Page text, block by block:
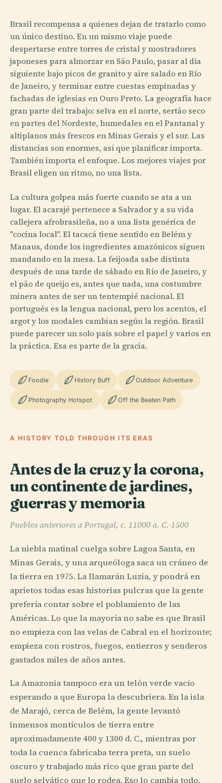
Brasil recompensa a quienes dejan de tratarlo como
un único destino. En un mismo viaje puede
despertarse entre torres de cristal y mostradores
japoneses para almorzar en São Paulo, pasar al día
siguiente bajo picos de granito y aire salado en Río
de Janeiro, y terminar entre cuestas empinadas y
fachadas de iglesias en Ouro Preto. La geografía hace
gran parte del trabajo: selva en el norte, sertão seco
en partes del Nordeste, humedales en el Pantanal y
altiplanos más frescos en Minas Gerais y el sur. Las
distancias son enormes, así que planificar importa.
También importa el enfoque. Los mejores viajes por
Brasil eligen un ritmo, no una lista.
La cultura golpea más fuerte cuando se ata a un
lugar. El acarajé pertenece a Salvador y a su vida
callejera afrobrasileña, no a una lista genérica de
"cocina local". El tacacá tiene sentido en Belém y
Manaus, donde los ingredientes amazónicos siguen
mandando en la mesa. La feijoada sabe distinta
después de una tarde de sábado en Río de Janeiro, y
el pão de queijo es, antes que nada, una costumbre
minera antes de ser un tentempié nacional. El
portugués es la lengua nacional, pero los acentos, el
argot y los modales cambian según la región. Brasil
puede parecer un solo país sobre el papel y varios en
la práctica. Esa es parte de la gracia.
Foodie History Buff Outdoor Adventure
Photography Hotspot Off the Beaten Path
A HISTORY TOLD THROUGH ITS ERAS
Antes de la cruz y la corona,
un continente de jardines,
guerras y memoria
Pueblos anteriores a Portugal, c. 11000 a. C.-1500
La niebla matinal cuelga sobre Lagoa Santa, en
Minas Gerais, y una arqueóloga saca un cráneo de
la tierra en 1975. La llamarán Luzia, y pondrá en
aprietos todas esas historias pulcras que la gente
prefería contar sobre el poblamiento de las
Américas. Lo que la mayoría no sabe es que Brasil
no empieza con las velas de Cabral en el horizonte;
empieza con rostros, fuegos, entierros y senderos
gastados miles de años antes.
La Amazonia tampoco era un telón verde vacío
esperando a que Europa la descubriera. En la isla
de Marajó, cerca de Belém, la gente levantó
inmensos montículos de tierra entre
aproximadamente 400 y 1300 d. C., mientras por
toda la cuenca fabricaba terra preta, un suelo
oscuro y trabajado más rico que gran parte del
suelo selvático que lo rodea. Eso lo cambia todo.